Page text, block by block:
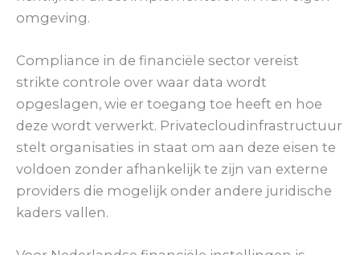
omgeving.
Compliance in de financiële sector vereist
strikte controle over waar data wordt
opgeslagen, wie er toegang toe heeft en hoe
deze wordt verwerkt. Privatecloudinfrastructuur
stelt organisaties in staat om aan deze eisen te
voldoen zonder afhankelijk te zijn van externe
providers die mogelijk onder andere juridische
kaders vallen.